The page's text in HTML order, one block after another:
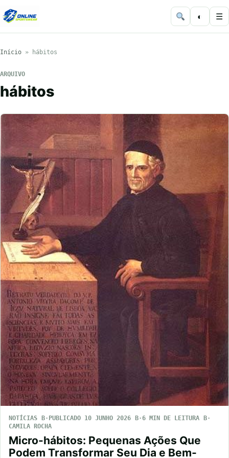
◐ ☰
Início » hábitos
ARQUIVO
hábitos
NOTÍCIAS PUBLICADO 10 JUNHO 2026
6 MIN DE LEITURA
CAMILA ROCHA
Micro-hábitos: Pequenas Ações Que
Podem Transformar Seu Dia e Bem-